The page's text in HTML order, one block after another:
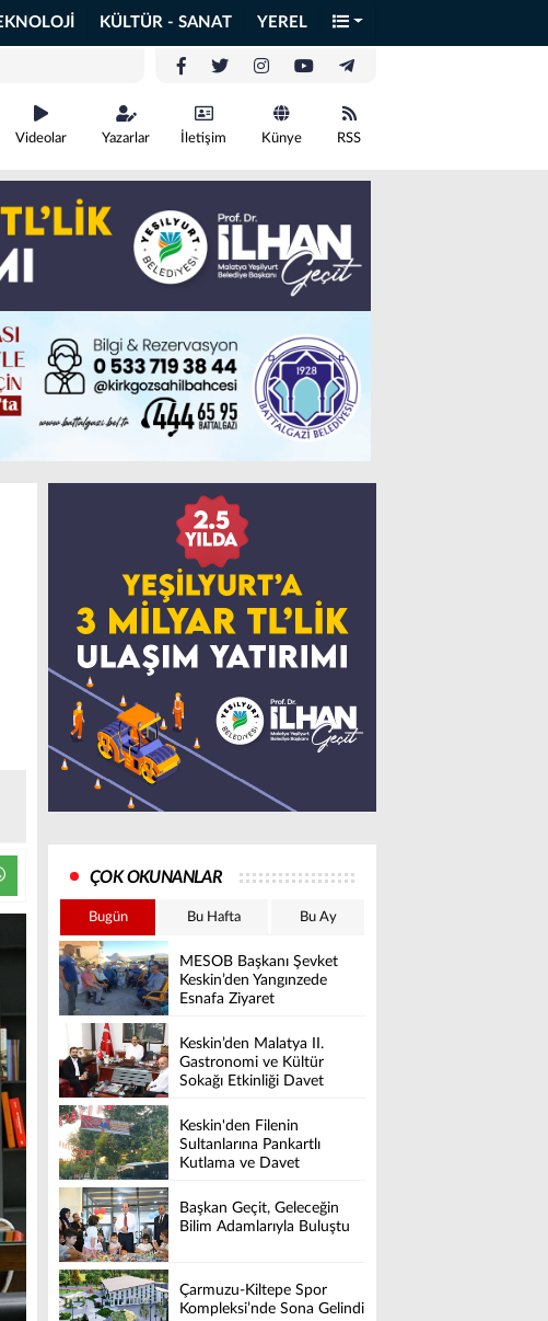
KÜLTÜR - SANAT YEREL
Videolar Yazarlar İletişim Künye RSS
ÇOK OKUNANLAR
Bugün Bu Hafta Bu Ay
MESOB Başkanı Şevket
Keskin’den Yangınzede
Esnafa Ziyaret
Keskin’den Malatya II.
Gastronomi ve Kültür
Sokağı Etkinliği Davet
Keskin'den Filenin
Sultanlarına Pankartlı
Kutlama ve Davet
Başkan Geçit, Geleceğin
Bilim Adamlarıyla Buluştu
Çarmuzu-Kiltepe Spor
Kompleksi’nde Sona Gelindi